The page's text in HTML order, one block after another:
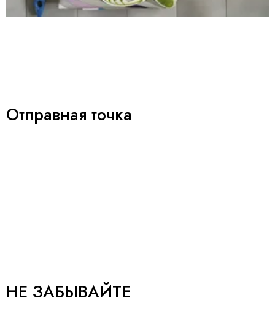
Отправная точка
НЕ ЗАБЫВАЙТЕ